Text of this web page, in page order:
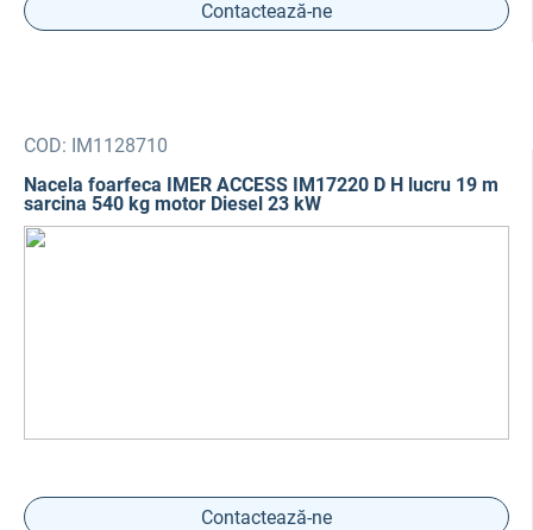
Contactează-ne
COD: IM1128710
Nacela foarfeca IMER ACCESS IM17220 D H lucru 19 m
sarcina 540 kg motor Diesel 23 kW
Contactează-ne